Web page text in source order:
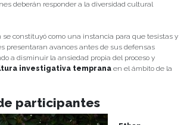
deberán responder a la diversidad cultural
constituyó como una instancia para que tesistas y
presentaran avances antes de sus defensas
a disminuir la ansiedad propia del proceso y
investigativa temprana en el ámbito de la
participantes